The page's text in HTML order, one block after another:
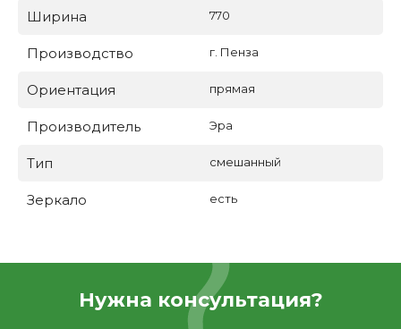
Ширина 770
Производство г. Пенза
Ориентация прямая
Производитель Эра
Тип смешанный
Зеркало есть
Нужна консультация?